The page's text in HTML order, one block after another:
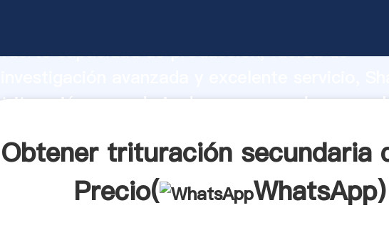
fuerte capacidad de producción, fuerza de
trituración secundaria de oro proveedor crea
Obtener trituración secundaria
Precio(
WhatsApp)